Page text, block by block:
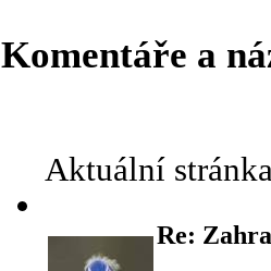
Komentáře a
Aktuální
Re: